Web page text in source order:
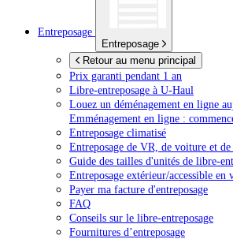
Entreposage
Entreposage
Retour au menu principal
Prix garanti pendant 1 an
Libre-entreposage à U-Haul
Louez un déménagement en ligne
Emménagement en ligne :
Entreposage climatisé
Entreposage de VR, de voiture et de
Guide des tailles d'unités de libre-
Entreposage extérieur/accessible en
Payer ma facture d'entreposage
FAQ
Conseils sur le libre-entreposage
Fournitures d’entreposage